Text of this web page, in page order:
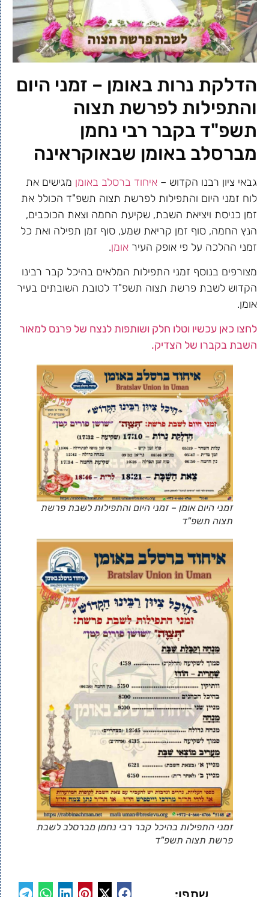
הדלקת נרות באומן – זמני היום
והתפילות לפרשת תצוה
תשפ"ד בקבר רבי נחמן
מברסלב באומן שבאוקראינה
גבאי ציון רבנו הקדוש – איחוד ברסלב באומן מגישים את
לוח זמני היום והתפילות לפרשת תצוה תשפ"ד הכולל את
זמן כניסת ויציאת השבת, שקיעת החמה וצאת הכוכבים,
הנץ החמה, סוף זמן קריאת שמע, סוף זמן תפילה ואת כל
זמני ההלכה על פי אופק העיר אומן.
מצורפים בנוסף זמני התפילות המלאים בהיכל קבר רבינו
הקדוש לשבת פרשת תצוה תשפ"ד לטובת השובתים בעיר
אומן.
לחצו כאן עכשיו וטלו חלק ושותפות לנצח של פרנס למאור
השבת בקברו של הצדיק.
זמני היום אומן – זמני היום והתפילות לשבת פרשת
תצוה תשפ"ד
זמני התפילות בהיכל קבר רבי נחמן מברסלב לשבת
פרשת תצוה תשפ"ד